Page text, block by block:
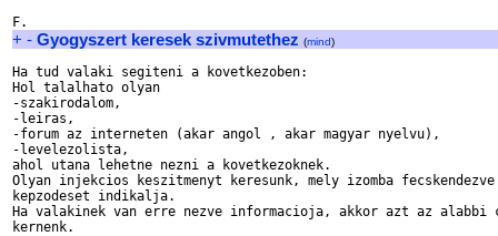
+ - Gyogyszert keresek szivmutethez (mind)
Ha tud valaki segiteni a kovetkezoben:
Hol talalhato olyan
-szakirodalom,
-leiras,
-forum az interneten (akar angol , akar magyar nyelvu),
-levelezolista,
ahol utana lehetne nezni a kovetkezoknek.
Olyan injekcios keszitmenyt keresunk, mely izomba
kepzodeset indikalja.
Ha valakinek van erre nezve informacioja, akkor azt az alabbi
kernenk.